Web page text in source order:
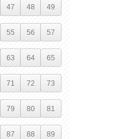
47 48 49
55 56 57
63 64 65
71 72 73
79 80 81
87 88 89